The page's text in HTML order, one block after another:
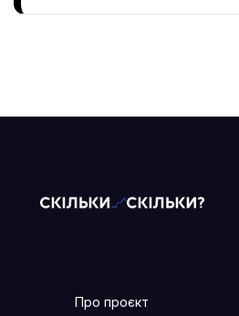
Про проєкт